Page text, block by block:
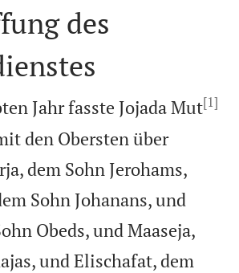
des
Jahr fasste Jojada Mut[1]
den Obersten über
dem Sohn Jerohams,
Sohn Johanans, und
Obeds, und Maaseja,
und Elischafat, dem